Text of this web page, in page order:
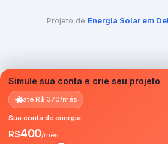
Simule sua conta e crie seu projeto
até R$ 370/mês
Sua conta de energia
R$400/mês
Projeto de Energia Solar em